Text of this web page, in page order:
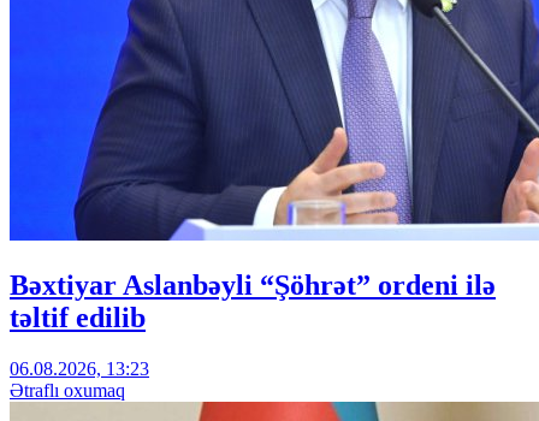
Bəxtiyar Aslanbəyli “Şöhrət” ordeni ilə
təltif edilib
06.08.2026, 13:23
Ətraflı oxumaq